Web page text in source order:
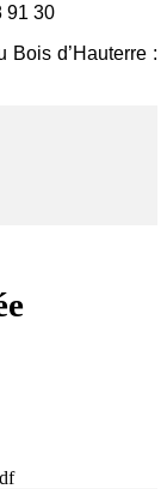
91 30
Bois d’Hauterre :